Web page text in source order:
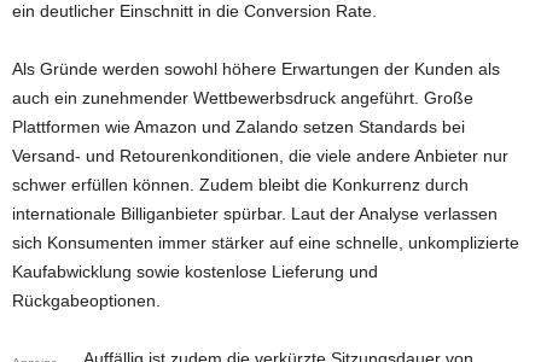
ein deutlicher Einschnitt in die Conversion Rate.
Als Gründe werden sowohl höhere Erwartungen der Kunden als
auch ein zunehmender Wettbewerbsdruck angeführt. Große
Plattformen wie Amazon und Zalando setzen Standards bei
Versand- und Retourenkonditionen, die viele andere Anbieter nur
schwer erfüllen können. Zudem bleibt die Konkurrenz durch
internationale Billiganbieter spürbar. Laut der Analyse verlassen
sich Konsumenten immer stärker auf eine schnelle, unkomplizierte
Kaufabwicklung sowie kostenlose Lieferung und
Rückgabeoptionen.